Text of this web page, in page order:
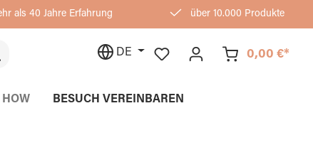
als 40 Jahre Erfahrung über 10.000 Produkte
DE 0,00 €*
HOW BESUCH VEREINBAREN